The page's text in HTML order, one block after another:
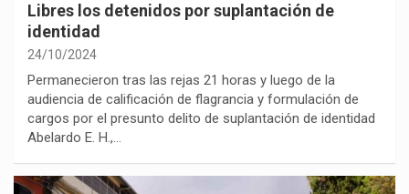
Libres los detenidos por suplantación de
identidad
24/10/2024
Permanecieron tras las rejas 21 horas y luego de la
audiencia de calificación de flagrancia y formulación de
cargos por el presunto delito de suplantación de identidad
Abelardo E. H.,…